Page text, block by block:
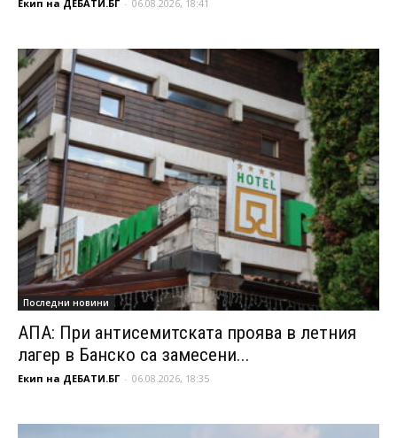
Екип на ДЕБАТИ.БГ - 06.08.2026, 18:41
Последни новини
АПА: При антисемитската проява в летния
лагер в Банско са замесени...
Екип на ДЕБАТИ.БГ - 06.08.2026, 18:35